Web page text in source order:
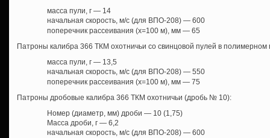
масса пули, г — 14
начальная скорость, м/с (для ВПО-208) — 600
поперечник рассеивания (х=100 м), мм — 65
Патроны калибра 366 ТКМ охотничьи со свинцовой пулей в полимерном
масса пули, г — 13,5
начальная скорость, м/с (для ВПО-208) — 550
поперечник рассеивания (х=100 м), мм — 75
Патроны дробовые калибра 366 ТКМ охотничьи (дробь № 10):
Номер (диаметр, мм) дроби — 10 (1,75)
Масса дроби, г — 6,2
начальная скорость, м/с (для ВПО-208) — 600